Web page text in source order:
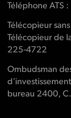
Téléphone ATS
Télécopieur
Télécopieur de
225-4722
Ombudsman
bureau 2400,